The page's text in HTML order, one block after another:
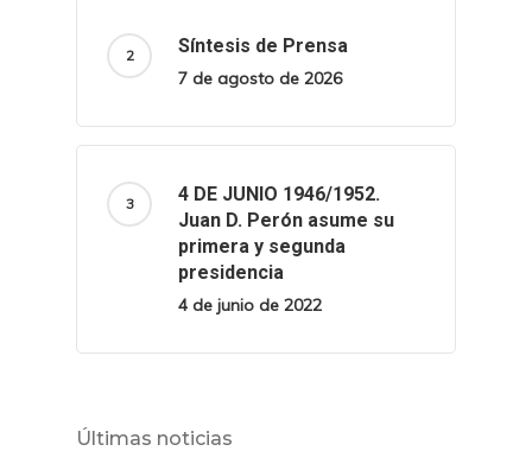
Síntesis de Prensa
7 de agosto de 2026
4 DE JUNIO 1946/1952.
Juan D. Perón asume su
primera y segunda
presidencia
4 de junio de 2022
Últimas noticias